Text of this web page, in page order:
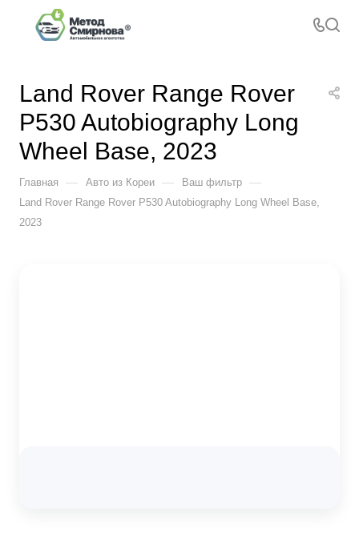
Land Rover Range Rover
P530 Autobiography Long
Wheel Base, 2023
Главная — Авто из Кореи — Ваш фильтр —
Land Rover Range Rover P530 Autobiography Long Wheel Base,
2023